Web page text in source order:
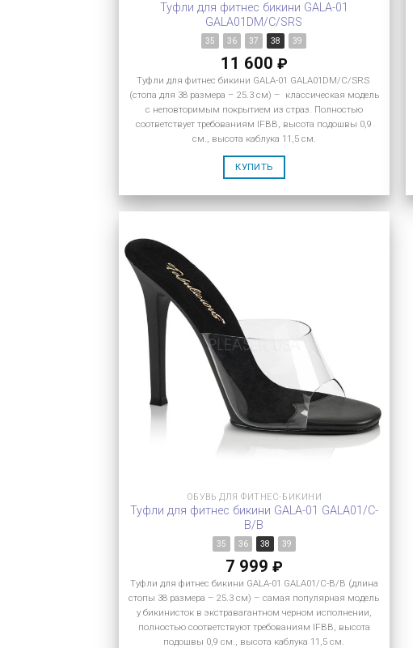
Туфли для фитнес бикини GALA-01
GALA01DM/C/SRS
35 36 37 38 39
11 600 ₽
Туфли для фитнес бикини GALA-01 GALA01DM/C/SRS
(стопа для 38 размера – 25.3 см) – классическая модель
с неповторимым покрытием из страз. Полностью
соответствует требованиям IFBB, высота подошвы 0,9
см., высота каблука 11,5 см.
КУПИТЬ
ОБУВЬ ДЛЯ ФИТНЕС-БИКИНИ
Туфли для фитнес бикини GALA-01 GALA01/C-
B/B
35 36 38 39
7 999 ₽
Туфли для фитнес бикини GALA-01 GALA01/C-B/B (длина
стопы 38 размера – 25.3 см) – самая популярная модель
у бикинисток в экстравагантном черном исполнении,
полностью соответствуют требованиям IFBB, высота
подошвы 0,9 см., высота каблука 11,5 см.